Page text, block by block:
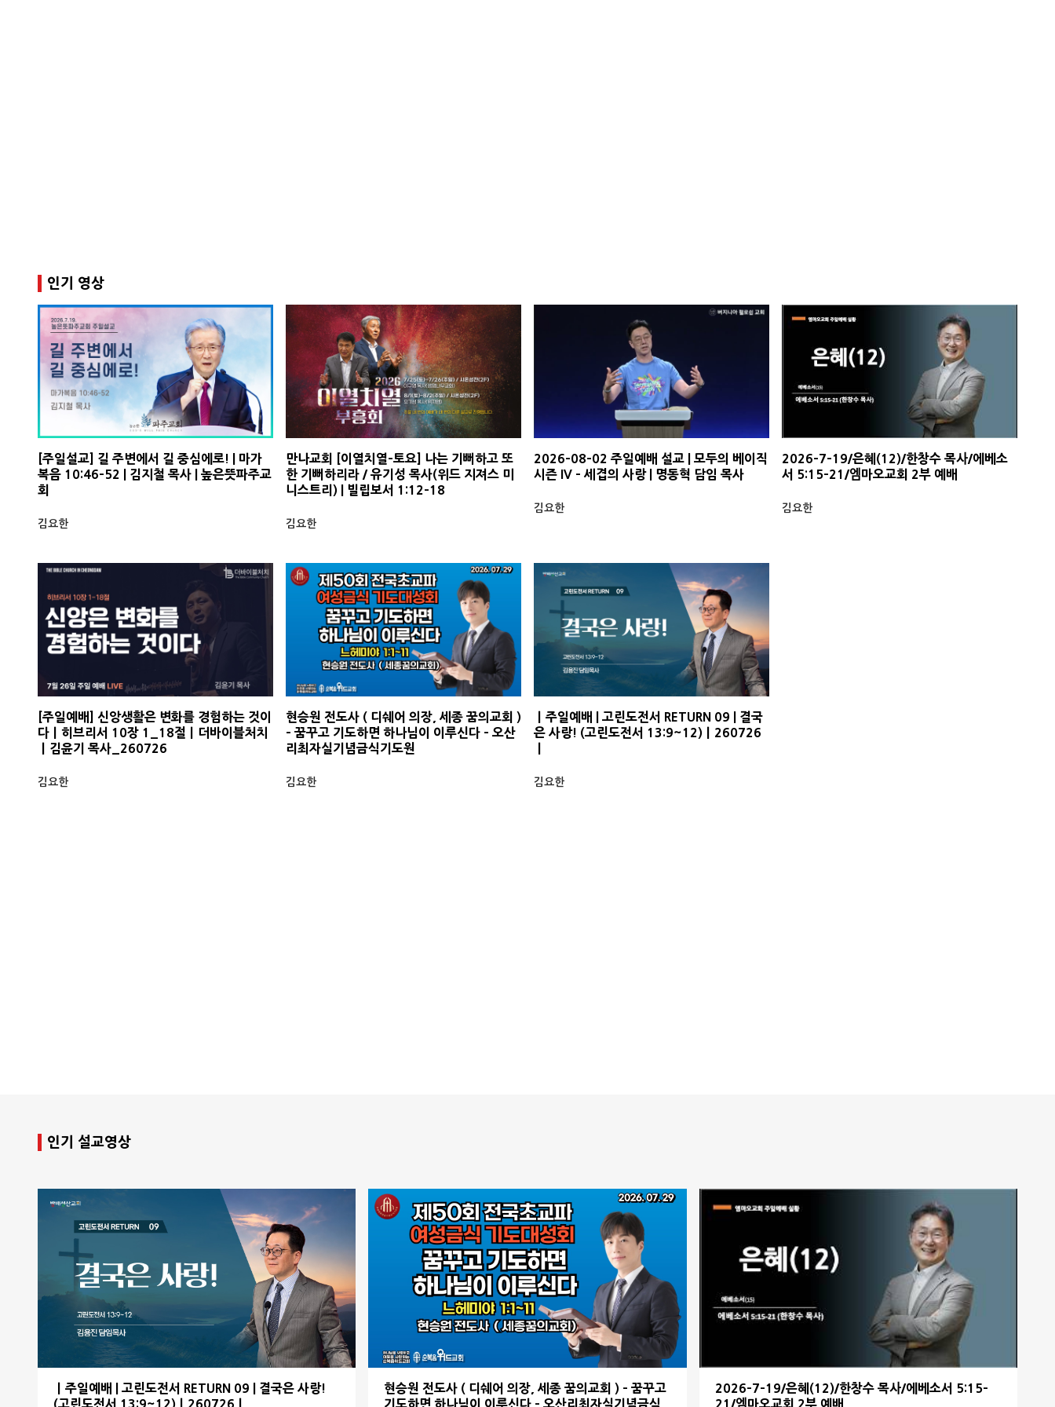
인기 영상
[주일설교] 길 주변에서 길 중심에로! | 마가
복음 10:46-52 | 김지철 목사 | 높은뜻파주교
회
김요한
만나교회 [이열치열-토요] 나는 기뻐하고 또
한 기뻐하리라 / 유기성 목사(위드 지져스 미
니스트리) | 빌립보서 1:12-18
김요한
2026-08-02 주일예배 설교 | 모두의 베이직
시즌 IV - 세겹의 사랑 | 명동혁 담임 목사
김요한
2026-7-19/은혜(12)/한창수 목사/에베소
서 5:15-21/엠마오교회 2부 예배
김요한
[주일예배] 신앙생활은 변화를 경험하는 것이
다ㅣ히브리서 10장 1_18절ㅣ더바이블처치
ㅣ김윤기 목사_260726
김요한
현승원 전도사 ( 디쉐어 의장, 세종 꿈의교회 )
- 꿈꾸고 기도하면 하나님이 이루신다 - 오산
리최자실기념금식기도원
김요한
ㅣ주일예배 | 고린도전서 RETURN 09 | 결국
은 사랑! (고린도전서 13:9~12)ㅣ260726
김요한
인기 설교영상
ㅣ주일예배 | 고린도전서 RETURN 09 | 결국은 사랑!
(고린도전서 13:9~12)ㅣ260726ㅣ
현승원 전도사 ( 디쉐어 의장, 세종 꿈의교회 ) - 꿈꾸고
기도하면 하나님이 이루신다 - 오산리최자실기념금식
2026-7-19/은혜(12)/한창수 목사/에베소서 5:15-
21/엠마오교회 2부 예배